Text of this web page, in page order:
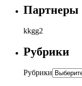
Партнеры
kkgg2
Рубрики
Рубрики